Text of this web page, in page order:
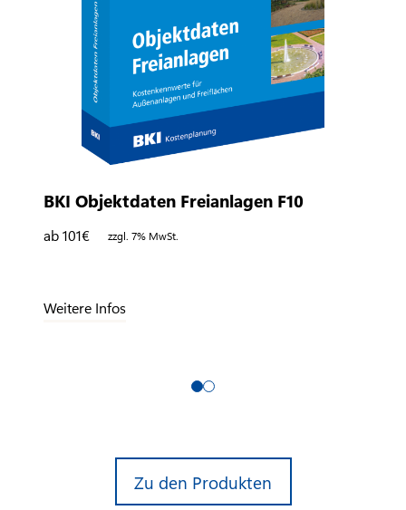
BKI Objektdaten Freianlagen F10
ab 101€ zzgl. 7% MwSt.
Weitere Infos
Zu den Produkten